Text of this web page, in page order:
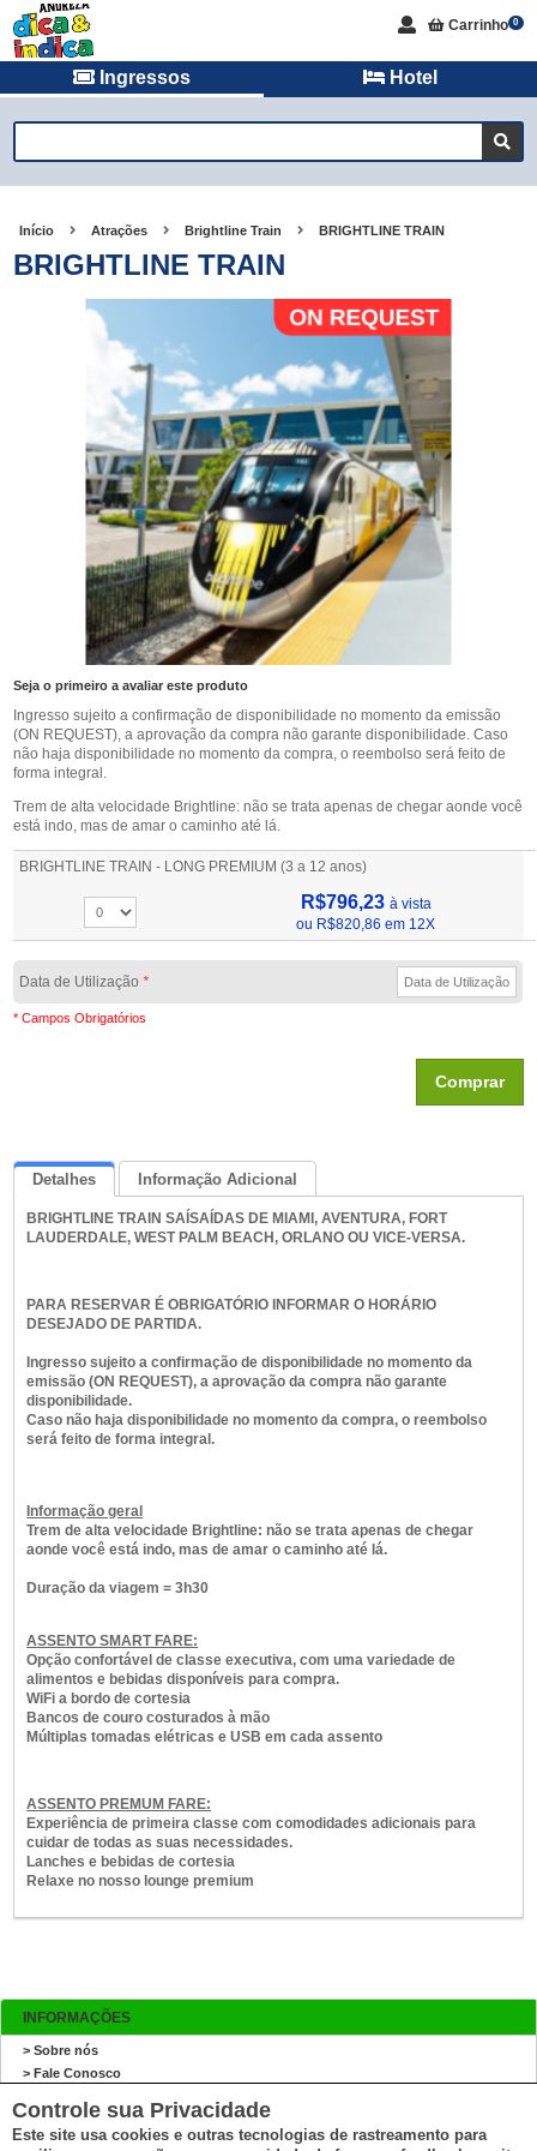
Carrinho 0
Ingressos Hotel
Início Atrações Brightline Train BRIGHTLINE TRAIN
BRIGHTLINE TRAIN
Seja o primeiro a avaliar este produto
Ingresso sujeito a confirmação de disponibilidade no momento da emissão
(ON REQUEST), a aprovação da compra não garante disponibilidade. Caso
não haja disponibilidade no momento da compra, o reembolso será feito de
forma integral.
Trem de alta velocidade Brightline: não se trata apenas de chegar aonde você
está indo, mas de amar o caminho até lá.
BRIGHTLINE TRAIN - LONG PREMIUM (3 a 12 anos)
R$796,23 à vista
ou R$820,86 em 12X
Data de Utilização*
* Campos Obrigatórios
Comprar
Detalhes Informação Adicional
Queremos Saber Sua Opinião
BRIGHTLINE TRAINSAÍSAÍDAS DE MIAMI, AVENTURA, FORT
LAUDERDALE, WEST PALM BEACH, ORLANO OU VICE-VERSA.
PARA RESERVAR É OBRIGATÓRIO INFORMAR O HORÁRIO
DESEJADO DE PARTIDA.
Ingresso sujeito a confirmação de disponibilidade no momento da
emissão (ON REQUEST), a aprovação da compra não garante
disponibilidade.
Caso não haja disponibilidade no momento da compra, o reembolso
será feito de forma integral.
Informação geral
Trem de alta velocidade Brightline: não se trata apenas de chegar
aonde você está indo, mas de amar o caminho até lá.
Duração da viagem = 3h30
ASSENTO SMART FARE:
Opção confortável de classe executiva, com uma variedade de
alimentos e bebidas disponíveis para compra.
WiFi a bordo de cortesia
Bancos de couro costurados à mão
Múltiplas tomadas elétricas e USB em cada assento
ASSENTO PREMUM FARE:
Experiência de primeira classe com comodidades adicionais para
cuidar de todas as suas necessidades.
Lanches e bebidas de cortesia
Relaxe no nosso lounge premium
INFORMAÇÕES
> Sobre nós
> Fale Conosco
> Mapa do site
Controle sua Privacidade
Este site usa cookies e outras tecnologias de rastreamento para